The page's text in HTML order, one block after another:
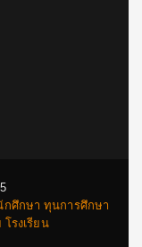
กศึกษา ทุนการศึกษา
รงเรียน